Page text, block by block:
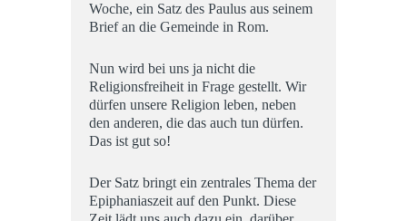
Woche, ein Satz des Paulus aus seinem
Brief an die Gemeinde in Rom.
Nun wird bei uns ja nicht die
Religionsfreiheit in Frage gestellt. Wir
dürfen unsere Religion leben, neben
den anderen, die das auch tun dürfen.
Das ist gut so!
Der Satz bringt ein zentrales Thema der
Epiphaniaszeit auf den Punkt. Diese